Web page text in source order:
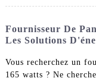
Fournisseur De
Les Solutions
Vous recherchez un
165 watts ? Ne